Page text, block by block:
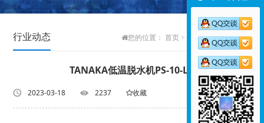
行业动态 您的位置： 首页> 新闻中心>行业动态
TANAKA低温脱水机PS-10-LH
2023-03-18 2237 收藏 返回列表